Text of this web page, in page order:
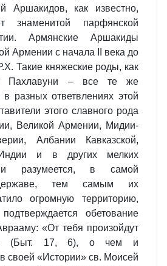
Аршакидов, как известно,
знаменитой парфянской
Армянские Аршакиды
Армении с начала II века до
Такие княжеские роды, как
Пахлавуни – все те же
разных ответвлениях этой
этого славного рода
Великой Армении, Мидии-
Албании Кавказской,
и в других мелких
и разумеется, в самой
тем самым их
огромную территорию,
обетование
«От тебя произойдут
(Быт. 17, 6), о чем и
в своей «Истории» св. Моисей